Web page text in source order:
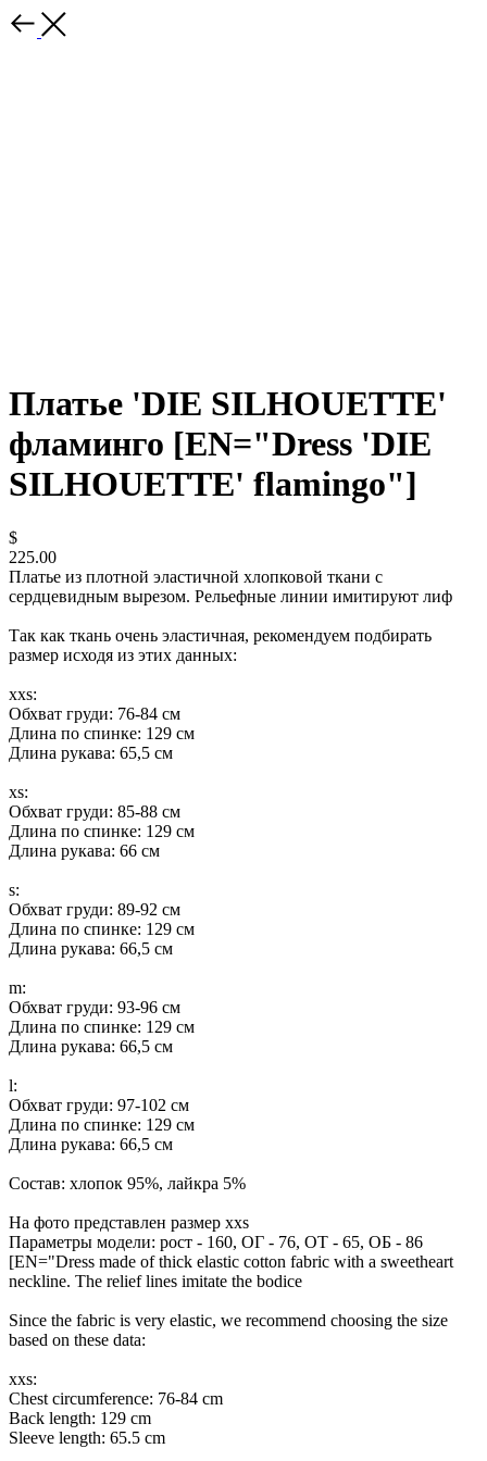
Платье 'DIE SILHOUETTE'
фламинго [EN="Dress 'DIE
SILHOUETTE' flamingo"]
$
225.00
Платье из плотной эластичной хлопковой ткани с
сердцевидным вырезом. Рельефные линии имитируют лиф
Так как ткань очень эластичная, рекомендуем подбирать
размер исходя из этих данных:
xxs:
Обхват груди: 76-84 см
Длина по спинке: 129 см
Длина рукава: 65,5 см
xs:
Обхват груди: 85-88 см
Длина по спинке: 129 см
Длина рукава: 66 см
s:
Обхват груди: 89-92 см
Длина по спинке: 129 см
Длина рукава: 66,5 см
m:
Обхват груди: 93-96 см
Длина по спинке: 129 см
Длина рукава: 66,5 см
l:
Обхват груди: 97-102 см
Длина по спинке: 129 см
Длина рукава: 66,5 см
Состав: хлопок 95%, лайкра 5%
На фото представлен размер xxs
Параметры модели: рост - 160, ОГ - 76, ОТ - 65, ОБ - 86
[EN="Dress made of thick elastic cotton fabric with a sweetheart
neckline. The relief lines imitate the bodice
Since the fabric is very elastic, we recommend choosing the size
based on these data:
xxs:
Chest circumference: 76-84 cm
Back length: 129 cm
Sleeve length: 65.5 cm